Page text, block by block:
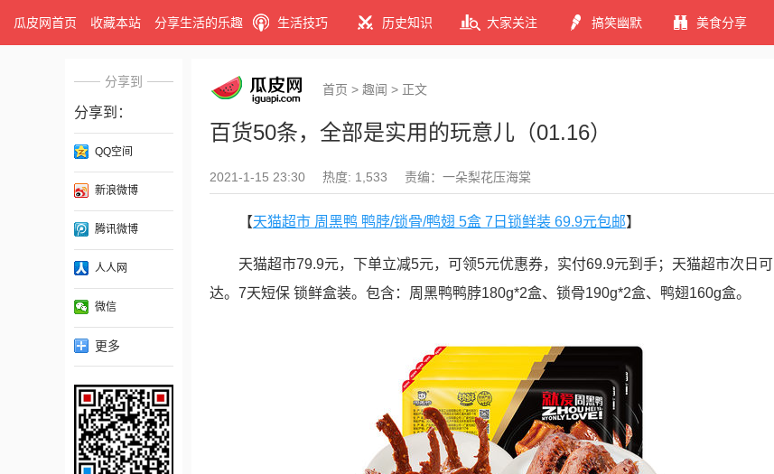
瓜皮网首页 收藏本站 分享生活的乐趣 生活技巧 历史知识 大家关注 搞笑幽默 美食分享
分享到
分享到：
QQ空间
新浪微博
腾讯微博
人人网
微信
更多
首页 > 趣闻 > 正文
百货50条，全部是实用的玩意儿（01.16）
2021-1-15 23:30 热度: 1,533 责编：一朵梨花压海棠
【天猫超市 周黑鸭 鸭脖/锁骨/鸭翅 5盒 7日锁鲜装 69.9元包邮】
天猫超市79.9元，下单立减5元，可领5元优惠券，实付69.9元到手；天猫超市次日可
达。7天短保 锁鲜盒装。包含：周黑鸭鸭脖180g*2盒、锁骨190g*2盒、鸭翅160g盒。